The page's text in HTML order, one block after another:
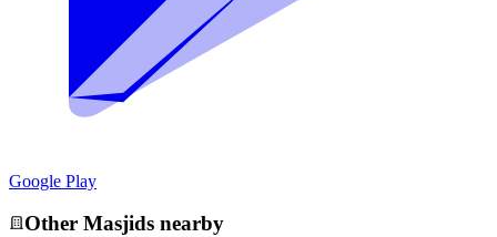
Google Play
Other Masjids nearby